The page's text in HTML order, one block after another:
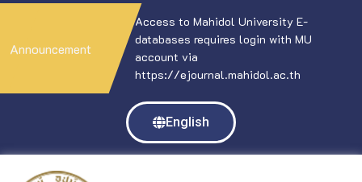
Announcement
Access to Mahidol University E-
databases requires login with MU
account via
https://ejournal.mahidol.ac.th
English